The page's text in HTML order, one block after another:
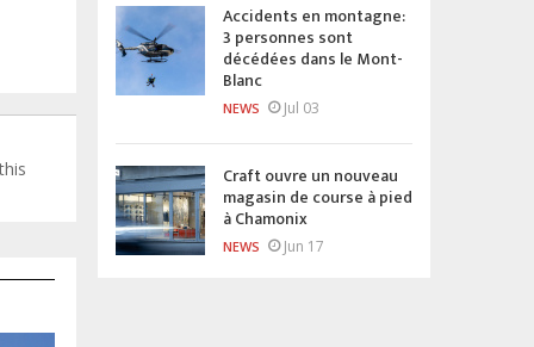
Accidents en montagne:
3 personnes sont
décédées dans le Mont-
Blanc
NEWS Jul 03
Craft ouvre un nouveau
magasin de course à pied
à Chamonix
NEWS Jun 17